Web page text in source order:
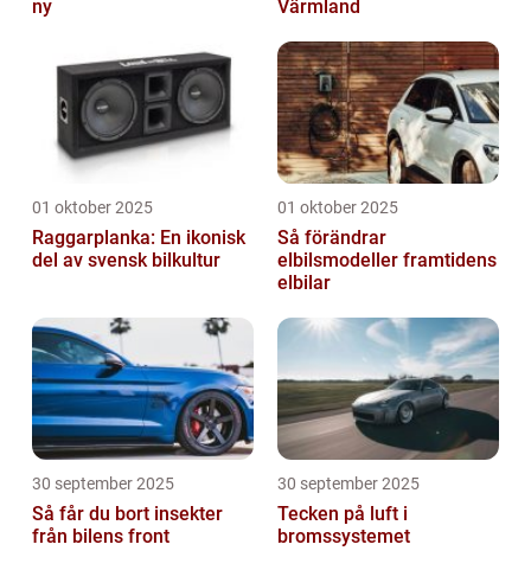
ny Värmland
01 oktober 2025
Raggarplanka: En ikonisk
del av svensk bilkultur
01 oktober 2025
Så förändrar
elbilsmodeller framtidens
elbilar
30 september 2025
Så får du bort insekter
från bilens front
30 september 2025
Tecken på luft i
bromssystemet